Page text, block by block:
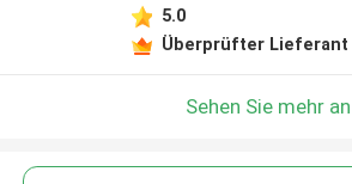
5.0
Überprüfter Lieferant
Sehen Sie mehr an